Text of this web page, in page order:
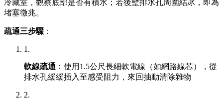
冷藏室，觀察底部是否有積水；若後壁排水孔周圍結冰，即為
堵塞徵兆。
疏通三步驟 ：
1.
軟線疏通 ：使用1.5公尺長細軟電線（如網路線芯），從
排水孔緩緩插入至感受阻力，來回抽動清除雜物
2.